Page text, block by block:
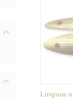
Lingura